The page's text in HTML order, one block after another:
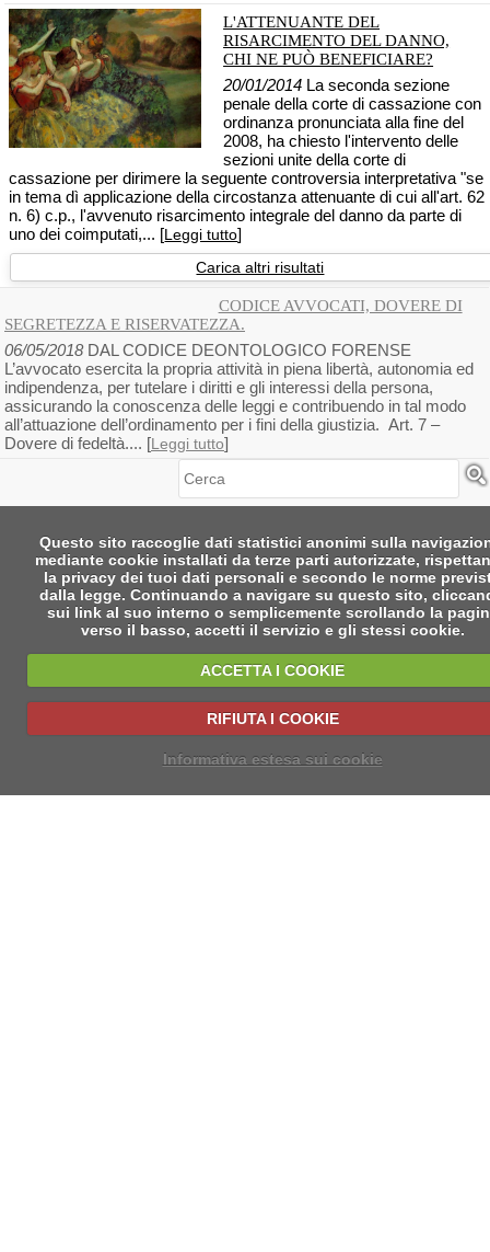
L'ATTENUANTE DEL
RISARCIMENTO DEL DANNO,
CHI NE PUÒ BENEFICIARE?
20/01/2014 La seconda sezione
penale della corte di cassazione con
ordinanza pronunciata alla fine del
2008, ha chiesto l'intervento delle
sezioni unite della corte di
cassazione per dirimere la seguente controversia interpretativa "se
in tema dì applicazione della circostanza attenuante di cui all'art. 62
n. 6) c.p., l'avvenuto risarcimento integrale del danno da parte di
uno dei coimputati,... [Leggi tutto]
Carica altri risultati
CODICE AVVOCATI, DOVERE DI
SEGRETEZZA E RISERVATEZZA.
06/05/2018DAL CODICE DEONTOLOGICO FORENSE
L’avvocato esercita la propria attività in piena libertà, autonomia ed
indipendenza, per tutelare i diritti e gli interessi della persona,
assicurando la conoscenza delle leggi e contribuendo in tal modo
all’attuazione dell’ordinamento per i fini della giustizia. Art. 7 –
Dovere di fedeltà.... [Leggi tutto]
Cerca
Questo sito raccoglie dati statistici anonimi sulla
mediante cookie installati da terze parti autorizzate,
la privacy dei tuoi dati personali e secondo le norme
dalla legge. Continuando a navigare su questo sito,
sui link al suo interno o semplicemente scrollando la
verso il basso, accetti il servizio e gli stessi cookie.
ACCETTA I COOKIE
RIFIUTA I COOKIE
Informativa estesa sui cookie